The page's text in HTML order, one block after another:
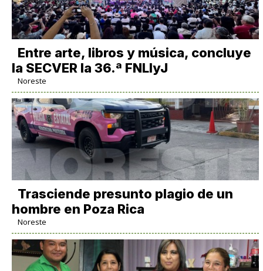
Entre arte, libros y música, concluye
la SECVER la 36.ª FNLIyJ
Noreste
Trasciende presunto plagio de un
hombre en Poza Rica
Noreste